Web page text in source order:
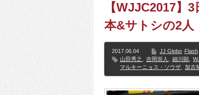
【WJJC2017
本&サトシの2人
2017.06.04 JJ Globo Flash
山田秀之
吉岡崇人 細川顕
マルキーニョス・ソウザ
加古